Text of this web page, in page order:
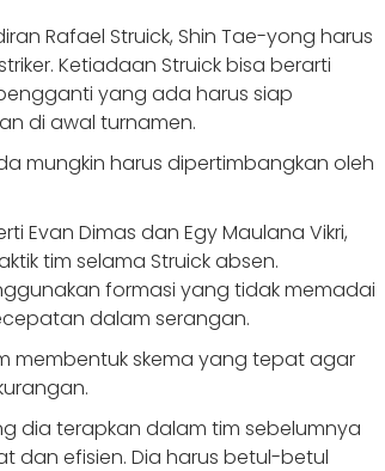
Rafael Struick, Shin Tae-yong harus
Ketiadaan Struick bisa berarti
yang ada harus siap
di awal turnamen.
mungkin harus dipertimbangkan oleh
Evan Dimas dan Egy Maulana Vikri,
tim selama Struick absen.
formasi yang tidak memadai
dalam serangan.
membentuk skema yang tepat agar
dia terapkan dalam tim sebelumnya
efisien. Dia harus betul-betul